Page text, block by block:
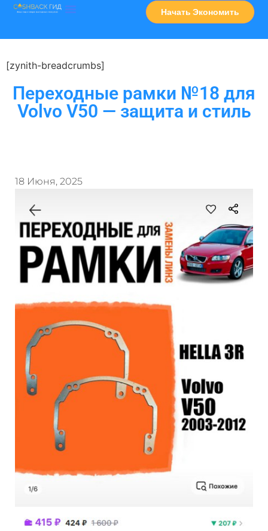
Начать Экономить
[zynith-breadcrumbs]
Переходные рамки №18 для
Volvo V50 — защита и стиль
18 Июня, 2025